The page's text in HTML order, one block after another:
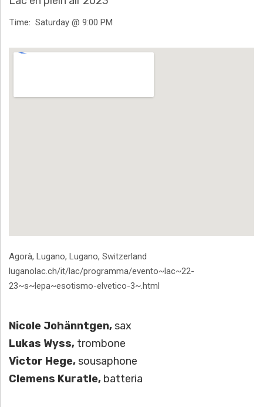
N
T
E
Time Saturday @ 9:00 PM
Venue Details
Address
Agorà, Lugano, Lugano, Switzerland
luganolac.ch/it/lac/programma/evento~lac~22-
23~s~lepa~esotismo-elvetico-3~.html
Nicole Johänntgen,sax
Lukas Wyss, trombone
Victor Hege,sousaphone
Clemens Kuratle, batteria